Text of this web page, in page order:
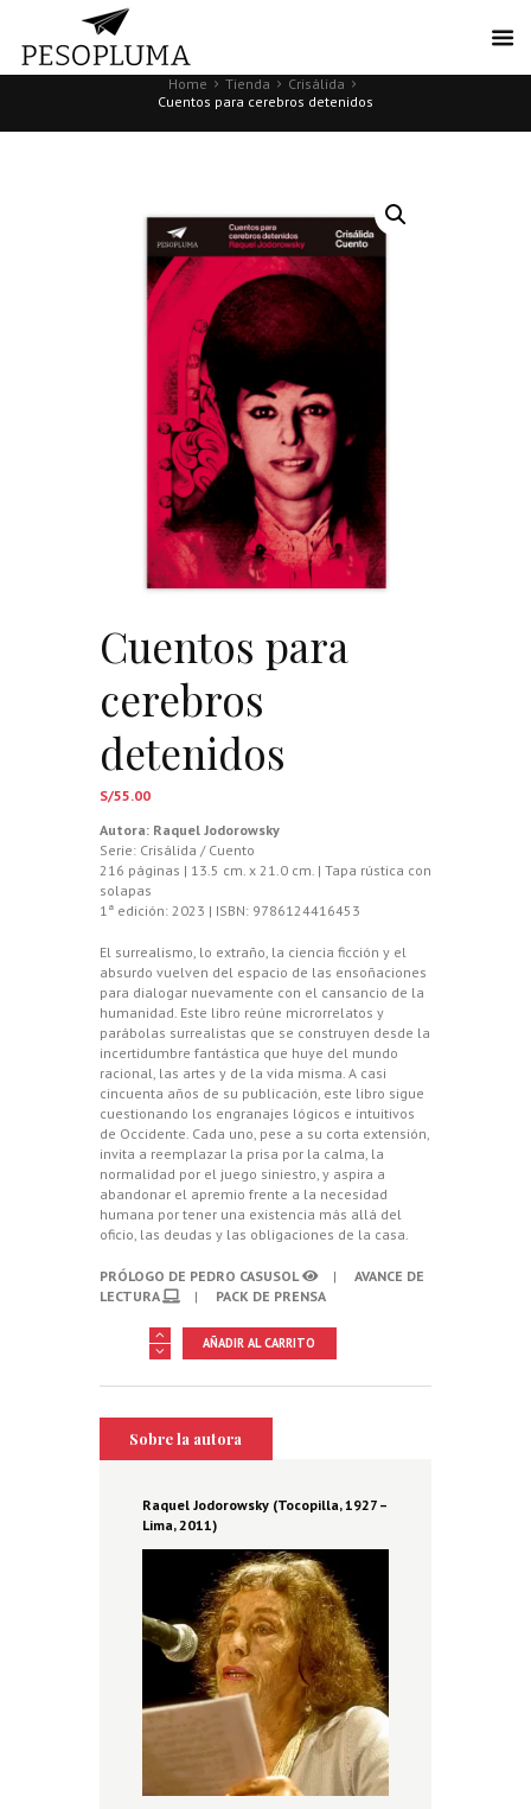
Home Tienda
Crisálida
Cuentos para cerebros detenidos
Cuentos para
cerebros
detenidos
S/55.00
Autora: Raquel Jodorowsky
Serie: Crisálida / Cuento
216 páginas | 13.5 cm. x 21.0 cm. | Tapa rústica con
solapas
1ª edición: 2023 | ISBN: 9786124416453
El surrealismo, lo extraño, la ciencia ficción y el
absurdo vuelven del espacio de las ensoñaciones
para dialogar nuevamente con el cansancio de la
humanidad. Este libro reúne microrrelatos y
parábolas surrealistas que se construyen desde la
incertidumbre fantástica que huye del mundo
racional, las artes y de la vida misma. A casi
cincuenta años de su publicación, este libro sigue
cuestionando los engranajes lógicos e intuitivos
de Occidente. Cada uno, pese a su corta extensión,
invita a reemplazar la prisa por la calma, la
normalidad por el juego siniestro, y aspira a
abandonar el apremio frente a la necesidad
humana por tener una existencia más allá del
oficio, las deudas y las obligaciones de la casa.
PRÓLOGO DE PEDRO CASUSOL | AVANCE DE
LECTURA
| PACK DE PRENSA
cantidad
AÑADIR AL CARRITO
Sobre la autora
Raquel Jodorowsky (Tocopilla, 1927 –
Lima, 2011)